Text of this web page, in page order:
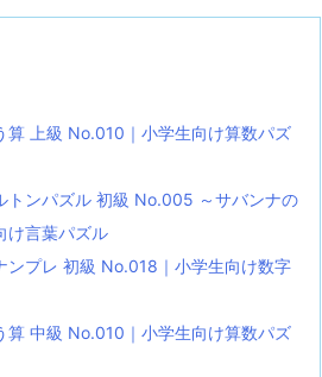
算 上級 No.010｜小学生向け算数パズ
トンパズル 初級 No.005 ～サバンナの
け言葉パズル
ンプレ 初級 No.018｜小学生向け数字
算 中級 No.010｜小学生向け算数パズ